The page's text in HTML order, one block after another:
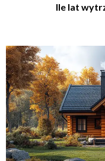
Ile lat